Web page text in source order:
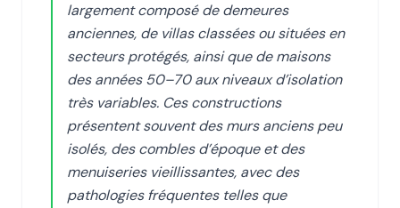
largement composé de demeures
anciennes, de villas classées ou situées en
secteurs protégés, ainsi que de maisons
des années 50–70 aux niveaux d’isolation
très variables. Ces constructions
présentent souvent des murs anciens peu
isolés, des combles d’époque et des
menuiseries vieillissantes, avec des
pathologies fréquentes telles que